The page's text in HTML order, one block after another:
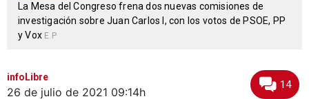
La Mesa del Congreso frena dos nuevas comisiones de
investigación sobre Juan Carlos I, con los votos de PSOE, PP
y Vox E.P
infoLibre
26 de julio de 2021 09:14h
14